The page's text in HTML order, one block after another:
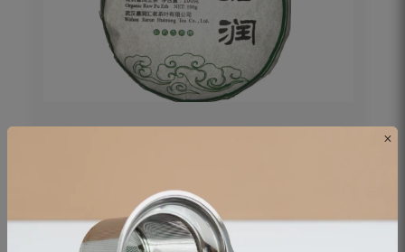
Thé noir - Origine Chine
×